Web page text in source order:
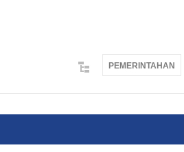
PEMERINTAHAN